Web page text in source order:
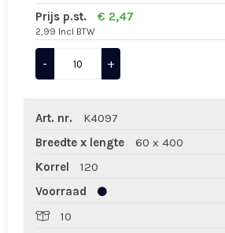
Prijs p.st.
€ 2,47
2,99 Incl BTW
- +
Art. nr.
K4097
Breedte x lengte
60 x 400
Korrel
120
Voorraad
10